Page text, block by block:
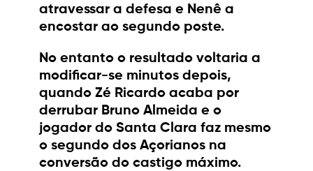
atravessar a defesa e Nenê a
encostar ao segundo poste.
No entanto o resultado voltaria a
modificar-se minutos depois,
quando Zé Ricardo acaba por
derrubar Bruno Almeida e o
jogador do Santa Clara faz mesmo
o segundo dos Açorianos na
conversão do castigo máximo.